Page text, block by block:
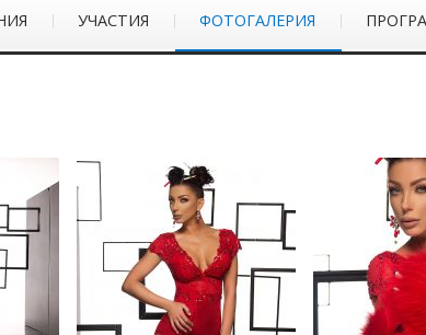
УЧАСТИЯ ФОТОГАЛЕРИЯ